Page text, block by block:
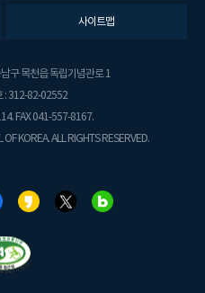
사이트맵
구 목천읍 독립기념관로 1
: 312-82-02552
FAX 041-557-8167.
KOREA. ALL RIGHTS RESERVED.